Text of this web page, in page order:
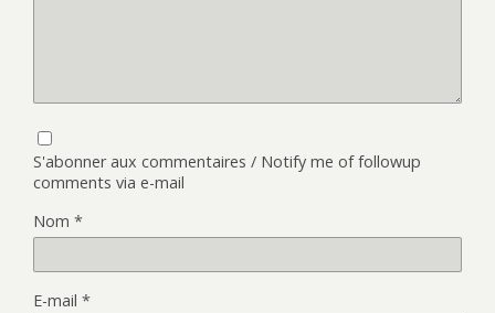
S'abonner aux commentaires / Notify me of followup
comments via e-mail
Nom *
E-mail *